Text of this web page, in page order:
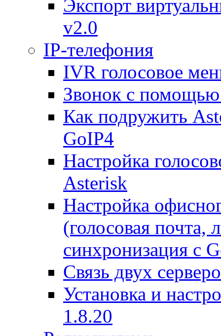
Экспорт
v2.0
IP-телефония
IVR голосовое
Звонок с
Как подружить
GoIP4
Настройка
Asterisk
Настройка
(голосовая почта,
синхронизация с
Связь двух
Установка и
1.8.20